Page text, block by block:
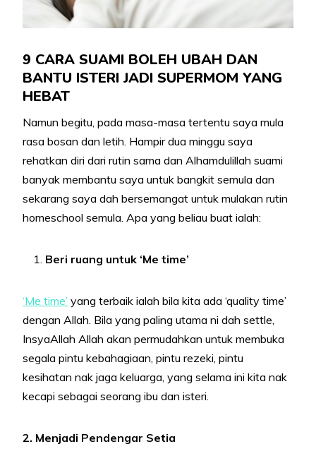
9 CARA SUAMI BOLEH UBAH DAN
BANTU ISTERI JADI SUPERMOM YANG
HEBAT
Namun begitu, pada masa-masa tertentu saya mula
rasa bosan dan letih. Hampir dua minggu saya
rehatkan diri dari rutin sama dan Alhamdulillah suami
banyak membantu saya untuk bangkit semula dan
sekarang saya dah bersemangat untuk mulakan rutin
homeschool semula. Apa yang beliau buat ialah:
Beri ruang untuk ‘Me time’
‘Me time’ yang terbaik ialah bila kita ada ‘quality time’
dengan Allah. Bila yang paling utama ni dah settle,
InsyaAllah Allah akan permudahkan untuk membuka
segala pintu kebahagiaan, pintu rezeki, pintu
kesihatan nak jaga keluarga, yang selama ini kita nak
kecapi sebagai seorang ibu dan isteri.
2. Menjadi Pendengar Setia